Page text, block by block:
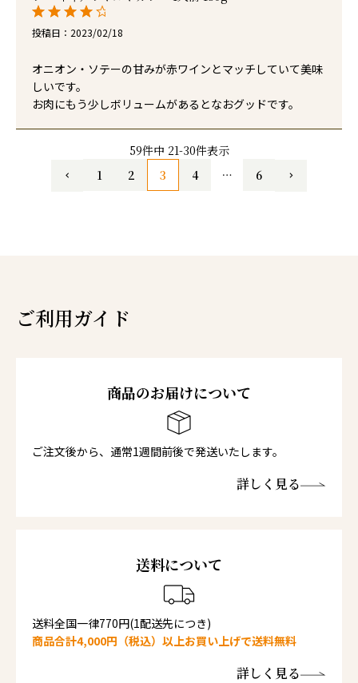
投稿日 2023/02/18
オニオン・ソテーの甘みが赤ワインとマッチしていて美味
しいです。
お肉にもう少しボリュームがあるとなおグッドです。
59件中 21-30件表示
1
2 3 4 … 6
ご利用ガイド
商品のお届けについて
ご注文後から、通常1週間前後で発送いたします。
詳しく見る
送料について
送料全国一律770円(1配送先につき)
商品合計4,000円（税込）以上お買い上げで送料無料
詳しく見る